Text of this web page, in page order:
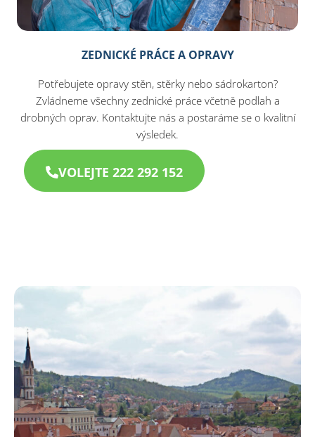
ZEDNICKÉ PRÁCE A OPRAVY
Potřebujete opravy stěn, stěrky nebo sádrokarton?
Zvládneme všechny zednické práce včetně podlah a
drobných oprav. Kontaktujte nás a postaráme se o kvalitní
výsledek.
VOLEJTE 222 292 152